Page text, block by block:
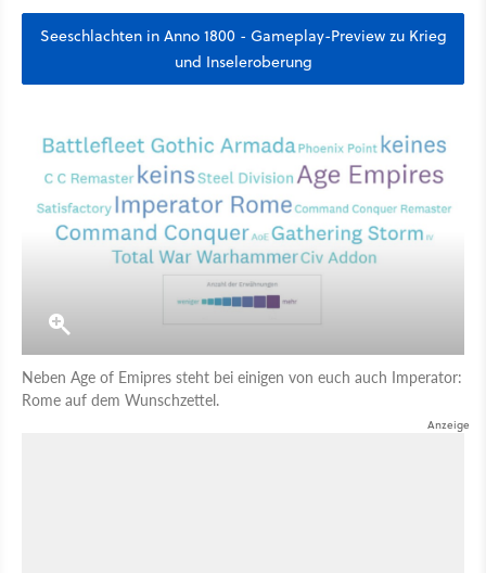
Seeschlachten in Anno 1800 - Gameplay-Preview zu Krieg
und Inseleroberung
Neben Age of Emipres steht bei einigen von euch auch Imperator:
Rome auf dem Wunschzettel.